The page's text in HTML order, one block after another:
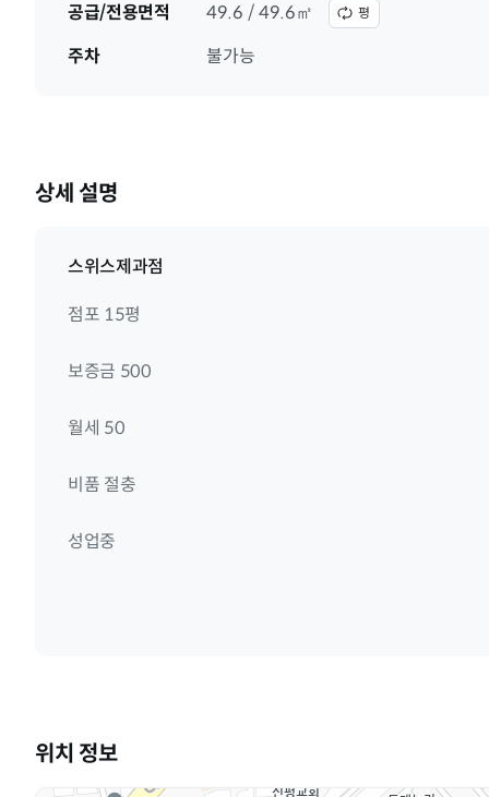
공급/전용면적
49.6 / 49.6㎡ 평
주차 불가능
상세 설명
스위스제과점
점포 15평
보증금 500
월세 50
비품 절충
성업중
위치 정보